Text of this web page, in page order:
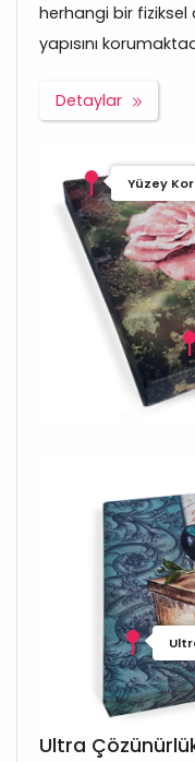
herhangi bir
yapısını
Detaylar
Yüzey
Ultra